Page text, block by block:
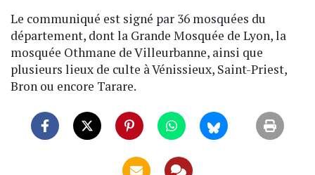
Le communiqué est signé par 36 mosquées du
département, dont la Grande Mosquée de Lyon, la
mosquée Othmane de Villeurbanne, ainsi que
plusieurs lieux de culte à Vénissieux, Saint-Priest,
Bron ou encore Tarare.